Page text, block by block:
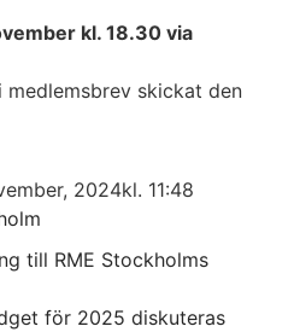
kl. 18.30 via
skickat den
2024kl. 11:48
till RME Stockholms
för 2025 diskuteras